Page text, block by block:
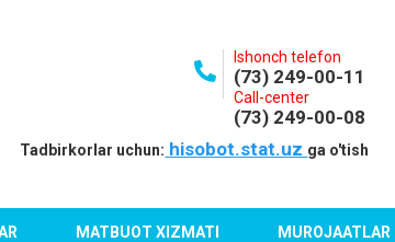
Ishonch telefon
(73) 249-00-11
Call-center
(73) 249-00-08
Tadbirkorlar uchun: hisobot.stat.uz ga o'tish
MATBUOT XIZMATI MUROJAATLAR